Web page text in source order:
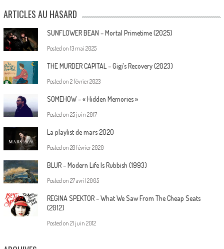
ARTICLES AU HASARD
SUNFLOWER BEAN – Mortal Primetime (2025)
Posted on 13 mai 2025
THE MURDER CAPITAL – Gigi’s Recovery (2023)
Posted on 2 février 2023
SOMEHOW – « Hidden Memories »
Posted on 25 juin 2017
La playlist de mars 2020
Posted on 28 février 2020
BLUR – Modern Life Is Rubbish (1993)
Posted on 27 avril 2005
REGINA SPEKTOR – What We Saw From The Cheap Seats
(2012)
Posted on 21 juin 2012